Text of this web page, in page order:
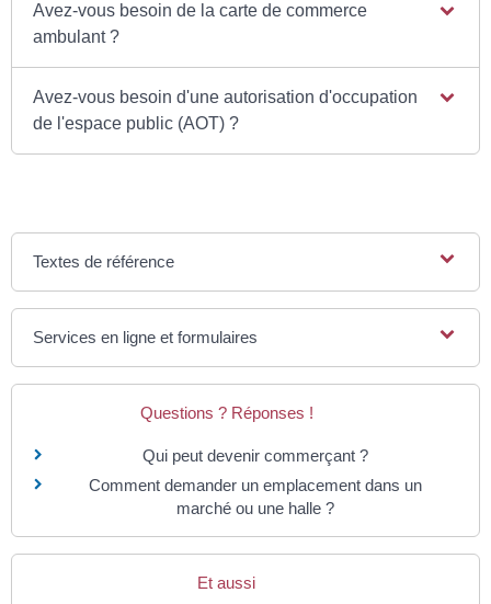
Avez-vous besoin de la carte de commerce
ambulant ?
Avez-vous besoin d'une autorisation d'occupation
de l'espace public (AOT) ?
Textes de référence
Services en ligne et formulaires
Questions ? Réponses !
Qui peut devenir commerçant ?
Comment demander un emplacement dans un
marché ou une halle ?
Et aussi